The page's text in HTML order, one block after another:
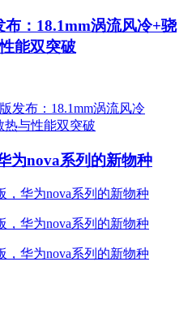
：18.1mm涡流风冷+骁
能双突破
为nova系列的新物种